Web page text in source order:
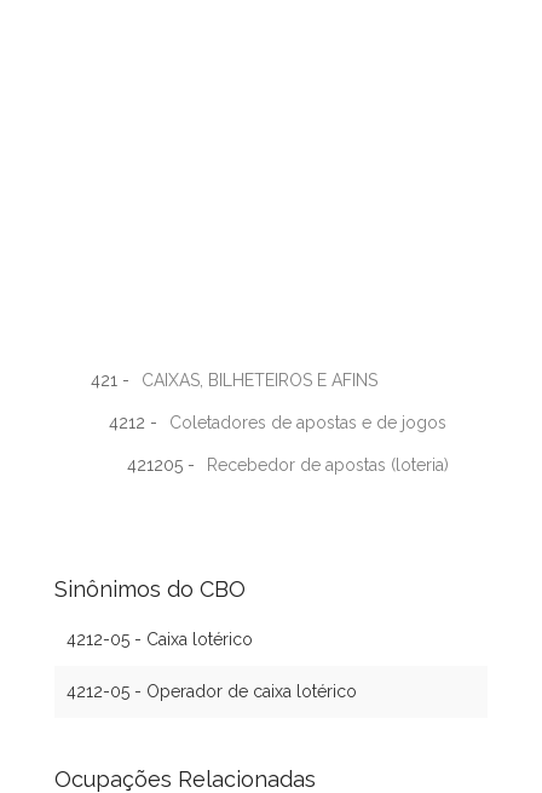
421 - CAIXAS, BILHETEIROS E AFINS
4212 - Coletadores de apostas e de jogos
421205 - Recebedor de apostas (loteria)
Sinônimos do CBO
4212-05 - Caixa lotérico
4212-05 - Operador de caixa lotérico
Ocupações Relacionadas